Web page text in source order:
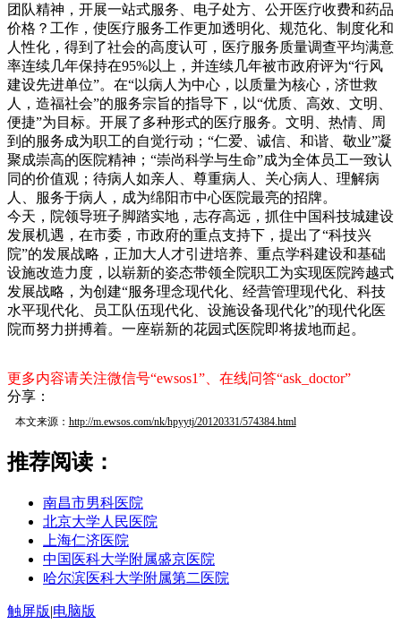
团队精神，开展一站式服务、电子处方、公开医疗收费和药品
价格？工作，使医疗服务工作更加透明化、规范化、制度化和
人性化，得到了社会的高度认可，医疗服务质量调查平均满意
率连续几年保持在95%以上，并连续几年被市政府评为“行风
建设先进单位”。在“以病人为中心，以质量为核心，济世救
人，造福社会”的服务宗旨的指导下，以“优质、高效、文明、
便捷”为目标。开展了多种形式的医疗服务。文明、热情、周
到的服务成为职工的自觉行动；“仁爱、诚信、和谐、敬业”凝
聚成崇高的医院精神；“崇尚科学与生命”成为全体员工一致认
同的价值观；待病人如亲人、尊重病人、关心病人、理解病
人、服务于病人，成为绵阳市中心医院最亮的招牌。
今天，院领导班子脚踏实地，志存高远，抓住中国科技城建设
发展机遇，在市委，市政府的重点支持下，提出了“科技兴
院”的发展战略，正加大人才引进培养、重点学科建设和基础
设施改造力度，以崭新的姿态带领全院职工为实现医院跨越式
发展战略，为创建“服务理念现代化、经营管理现代化、科技
水平现代化、员工队伍现代化、设施设备现代化”的现代化医
院而努力拼搏着。一座崭新的花园式医院即将拔地而起。
更多内容请关注微信号“ewsos1”、在线问答“ask_doctor”
分享：
本文来源： http://m.ewsos.com/nk/hpyytj/20120331/574384.html
推荐阅读：
南昌市男科医院
北京大学人民医院
上海仁济医院
中国医科大学附属盛京医院
哈尔滨医科大学附属第二医院
触屏版|电脑版